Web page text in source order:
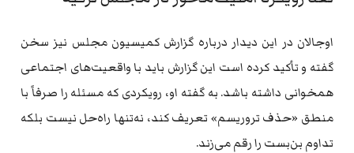
اوجالان در این دیدار درباره گزارش کمیسیون مجلس نیز سخن
گفته و تأکید کرده است این گزارش باید با واقعیت‌های اجتماعی
همخوانی داشته باشد. به گفته او، رویکردی که مسئله را صرفاً با
منطق «حذف تروریسم» تعریف کند، نه‌تنها راه‌حل نیست بلکه
تداوم بن‌بست را رقم می‌زند.